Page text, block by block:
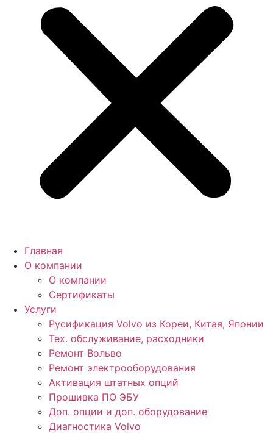
Главная
О компании
О компании
Сертификаты
Услуги
Русификация Volvo из Кореи, Китая, Японии
Тех. обслуживание, расходники
Ремонт Вольво
Ремонт электрооборудования
Активация штатных опций
Прошивка ПО ЭБУ
Доп. опции и доп. оборудование
Диагностика Volvo